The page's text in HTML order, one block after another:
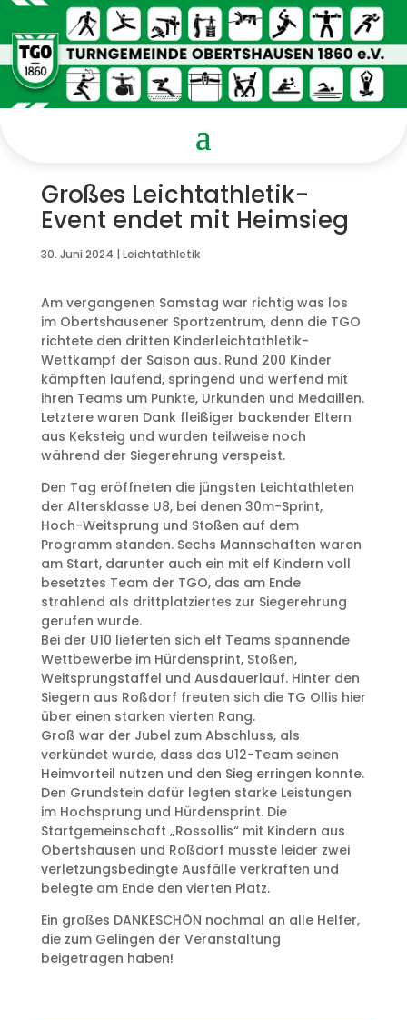
Großes Leichtathletik-
Event endet mit Heimsieg
30. Juni 2024 | Leichtathletik
Am vergangenen Samstag war richtig was los
im Obertshausener Sportzentrum, denn die TGO
richtete den dritten Kinderleichtathletik-
Wettkampf der Saison aus. Rund 200 Kinder
kämpften laufend, springend und werfend mit
ihren Teams um Punkte, Urkunden und Medaillen.
Letztere waren Dank fleißiger backender Eltern
aus Keksteig und wurden teilweise noch
während der Siegerehrung verspeist.
Den Tag eröffneten die jüngsten Leichtathleten
der Altersklasse U8, bei denen 30m-Sprint,
Hoch-Weitsprung und Stoßen auf dem
Programm standen. Sechs Mannschaften waren
am Start, darunter auch ein mit elf Kindern voll
besetztes Team der TGO, das am Ende
strahlend als drittplatziertes zur Siegerehrung
gerufen wurde.
Bei der U10 lieferten sich elf Teams spannende
Wettbewerbe im Hürdensprint, Stoßen,
Weitsprungstaffel und Ausdauerlauf. Hinter den
Siegern aus Roßdorf freuten sich die TG Ollis hier
über einen starken vierten Rang.
Groß war der Jubel zum Abschluss, als
verkündet wurde, dass das U12-Team seinen
Heimvorteil nutzen und den Sieg erringen konnte.
Den Grundstein dafür legten starke Leistungen
im Hochsprung und Hürdensprint. Die
Startgemeinschaft „Rossollis“ mit Kindern aus
Obertshausen und Roßdorf musste leider zwei
verletzungsbedingte Ausfälle verkraften und
belegte am Ende den vierten Platz.
Ein großes DANKESCHÖN nochmal an alle Helfer,
die zum Gelingen der Veranstaltung
beigetragen haben!